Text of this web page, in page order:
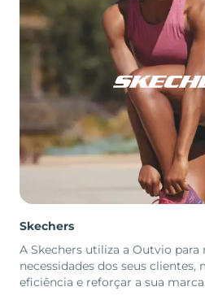
Skechers
A Skechers utiliza a Outvio para
necessidades dos seus clientes,
eficiência e reforçar a sua marca.